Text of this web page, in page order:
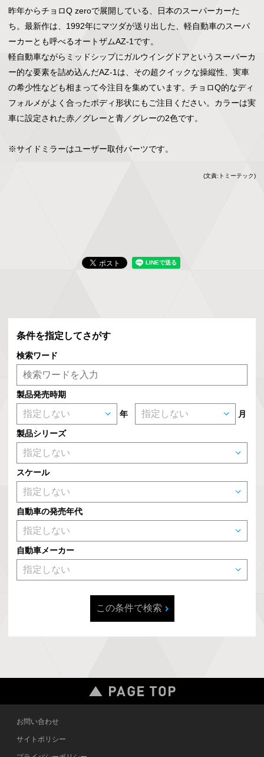
昨年からチョロQ zeroで展開している、日本のスーパーカーた
ち。最新作は、1992年にマツダが送り出した、軽自動車のスーパ
ーカーとも呼べるオートザムAZ-1です。
軽自動車ながらミッドシップにガルウイングドアというスーパーカ
ー的な要素を詰め込んだAZ-1は、その超クイックな操縦性、実車
の希少性なども相まって今注目を集めています。チョロQ的なディ
フォルメがよく合ったボディ形状にもご注目ください。カラーは実
車に設定された赤／グレーと青／グレーの2色です。
※サイドミラーはユーザー取付パーツです。
(文責:トミーテック)
条件を指定してさがす
検索ワード
製品発売時期
年 月
製品シリーズ
スケール
自動車の発売年代
自動車メーカー
この条件で検索
お問い合わせ
サイトポリシー